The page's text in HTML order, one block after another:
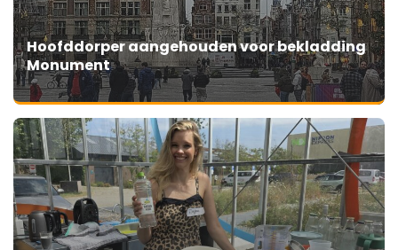
Hoofddorper aangehouden voor bekladding
Monument